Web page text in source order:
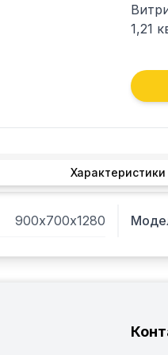
1,21
Характеристики
900х700х1280